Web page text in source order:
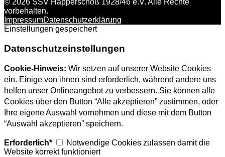
© 2026 SSV Happerschoß 1928/46 e.V. Alle Rechte
vorbehalten.
ImpressumDatenschutzerklärung
Einstellungen gespeichert
Datenschutzeinstellungen
Cookie-Hinweis: Wir setzen auf unserer Website Cookies
ein. Einige von ihnen sind erforderlich, während andere uns
helfen unser Onlineangebot zu verbessern. Sie können alle
Cookies über den Button “Alle akzeptieren” zustimmen, oder
Ihre eigene Auswahl vornehmen und diese mit dem Button
“Auswahl akzeptieren” speichern.
Erforderlich*
Notwendige Cookies zulassen damit die
Website korrekt funktioniert